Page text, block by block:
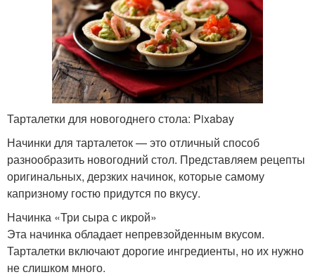
Тарталетки для новогоднего стола: Pixabay
Начинки для тарталеток — это отличный способ
разнообразить новогодний стол. Представляем рецепты
оригинальных, дерзких начинок, которые самому
капризному гостю придутся по вкусу.
Начинка «Три сыра с икрой»
Эта начинка обладает непревзойденным вкусом.
Тарталетки включают дорогие ингредиенты, но их нужно
не слишком много.